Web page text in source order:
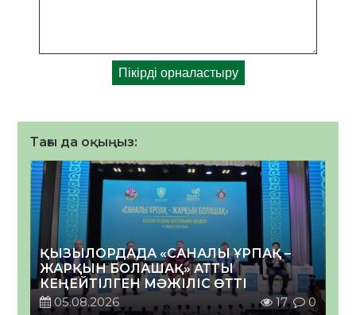
Тағы да оқыңыз:
ҚЫЗЫЛОРДАДА «САНАЛЫ ҰРПАҚ –
ЖАРҚЫН БОЛАШАҚ» АТТЫ
КЕҢЕЙТІЛГЕН МӘЖІЛІС ӨТТІ
05.08.2026
17 0